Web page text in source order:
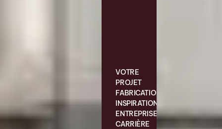
VOTRE
PROJET
FABRICATION
INSPIRATIONS
ENTREPRISE
CARRIÈRE